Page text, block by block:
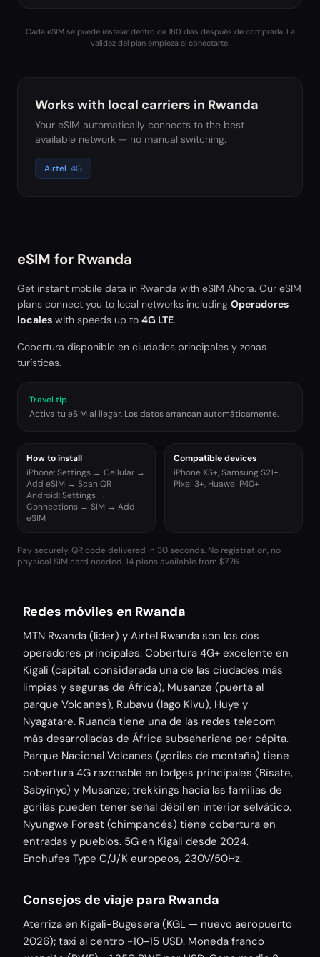
Cada eSIM se puede instalar dentro de 180 días después de comprarla. La
validez del plan empieza al conectarte.
Works with local carriers in Rwanda
Your eSIM automatically connects to the best
available network — no manual switching.
Airtel 4G
eSIM for Rwanda
Get instant mobile data in Rwanda with eSIM Ahora. Our eSIM
plans connect you to local networks including Operadores
locales with speeds up to 4G LTE.
Cobertura disponible en ciudades principales y zonas
turísticas.
Travel tip
Activa tu eSIM al llegar. Los datos arrancan automáticamente.
How to install
iPhone: Settings → Cellular →
Add eSIM → Scan QR
Android: Settings →
Connections → SIM → Add
eSIM
Compatible devices
iPhone XS+, Samsung S21+,
Pixel 3+, Huawei P40+
Pay securely. QR code delivered in 30 seconds. No registration, no
physical SIM card needed.14 plans available from $7.76.
Redes móviles en Rwanda
MTN Rwanda (líder) y Airtel Rwanda son los dos
operadores principales. Cobertura 4G+ excelente en
Kigali (capital, considerada una de las ciudades más
limpias y seguras de África), Musanze (puerta al
parque Volcanes), Rubavu (lago Kivu), Huye y
Nyagatare. Ruanda tiene una de las redes telecom
más desarrolladas de África subsahariana per cápita.
Parque Nacional Volcanes (gorilas de montaña) tiene
cobertura 4G razonable en lodges principales (Bisate,
Sabyinyo) y Musanze; trekkings hacia las familias de
gorilas pueden tener señal débil en interior selvático.
Nyungwe Forest (chimpancés) tiene cobertura en
entradas y pueblos. 5G en Kigali desde 2024.
Enchufes Type C/J/K europeos, 230V/50Hz.
Consejos de viaje para Rwanda
Aterriza en Kigali-Bugesera (KGL — nuevo aeropuerto
2026); taxi al centro ~10-15 USD. Moneda franco